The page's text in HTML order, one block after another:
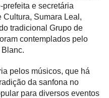
e secretária
Cultura, Sumara Leal,
tradicional Grupo de
contemplados pelo
pelos músicos, que há
da sanfona no
para diversos eventos